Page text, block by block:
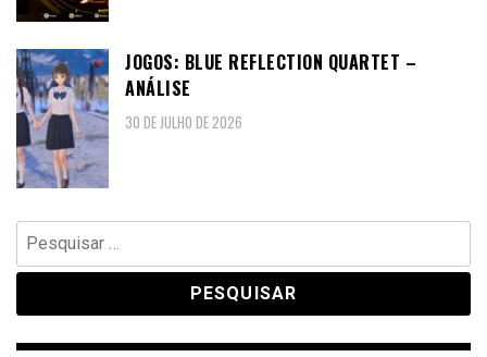
JOGOS: BLUE REFLECTION QUARTET –
ANÁLISE
30 DE JULHO DE 2026
Pesquisar
por: